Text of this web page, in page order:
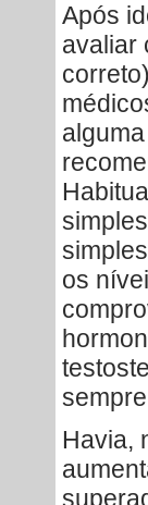
Após
avaliar
os
Havia,